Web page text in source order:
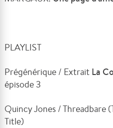
PLAYLIST
Prégénérique / Extrait La
épisode 3
Quincy Jones / Threadbare
Title)